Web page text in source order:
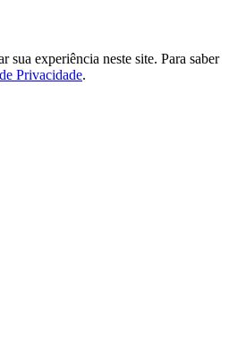
sua experiência neste site. Para saber
Privacidade.